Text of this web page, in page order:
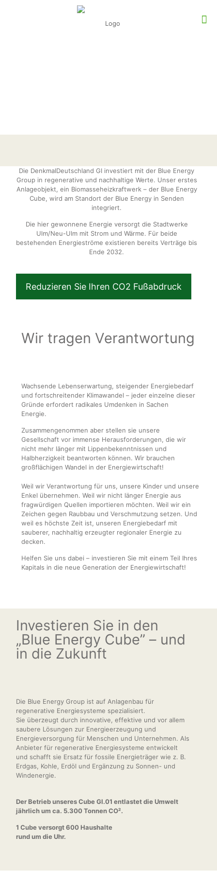
Die DenkmalDeutschland GI investiert mit der Blue Energy
Group in regenerative und nachhaltige Werte. Unser erstes
Anlageobjekt, ein Biomasseheizkraftwerk – der Blue Energy
Cube, wird am Standort der Blue Energy in Senden
integriert.
Die hier gewonnene Energie versorgt die Stadtwerke
Ulm/Neu-Ulm mit Strom und Wärme. Für beide
bestehenden Energieströme existieren bereits Verträge bis
Ende 2032.
Reduzieren Sie Ihren CO2 Fußabdruck
Wir tragen Verantwortung
Wachsende Lebenserwartung, steigender Energiebedarf
und fortschreitender Klimawandel – jeder einzelne dieser
Gründe erfordert radikales Umdenken in Sachen
Energie.
Zusammengenommen aber stellen sie unsere
Gesellschaft vor immense Herausforderungen, die wir
nicht mehr länger mit Lippenbekenntnissen und
Halbherzigkeit beantworten können. Wir brauchen
großflächigen Wandel in der Energiewirtschaft!
Weil wir Verantwortung für uns, unsere Kinder und unsere
Enkel übernehmen. Weil wir nicht länger Energie aus
fragwürdigen Quellen importieren möchten. Weil wir ein
Zeichen gegen Raubbau und Verschmutzung setzen. Und
weil es höchste Zeit ist, unseren Energiebedarf mit
sauberer, nachhaltig erzeugter regionaler Energie zu
decken.
Helfen Sie uns dabei – investieren Sie mit einem Teil Ihres
Kapitals in die neue Generation der Energiewirtschaft!
Investieren Sie in den
„Blue Energy Cube” – und
in die Zukunft
Die Blue Energy Group ist auf Anlagenbau für
regenerative Energiesysteme spezialisiert.
Sie überzeugt durch innovative, effektive und vor allem
saubere Lösungen zur Energieerzeugung und
Energieversorgung für Menschen und Unternehmen. Als
Anbieter für regenerative Energiesysteme entwickelt
und schafft sie Ersatz für fossile Energieträger wie z. B.
Erdgas, Kohle, Erdöl und Ergänzung zu Sonnen- und
Windenergie.
Der Betrieb unseres Cube GI.01 entlastet die Umwelt
jährlich um ca. 5.300 Tonnen CO².
1 Cube versorgt 600 Haushalte
rund um die Uhr.